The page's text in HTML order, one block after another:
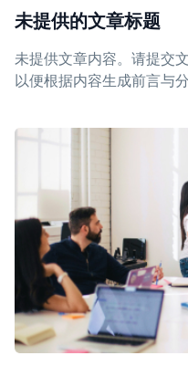
未提供的文章标题
未提供文章内容。请提交
以便根据内容生成前言与分